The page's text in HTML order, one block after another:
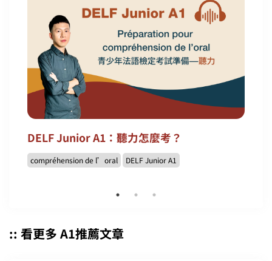
DELF Junior A1：聽力怎麼考？
compréhension de l’oral DELF Junior A1
:: 看更多 A1推薦文章